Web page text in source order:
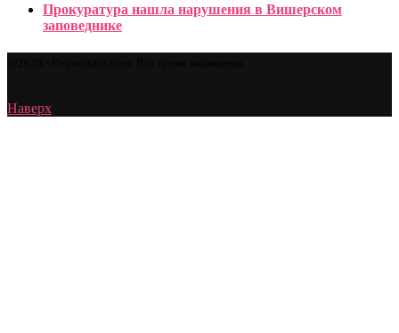
Прокуратура нашла нарушения в Вишерском
заповеднике
Наверх